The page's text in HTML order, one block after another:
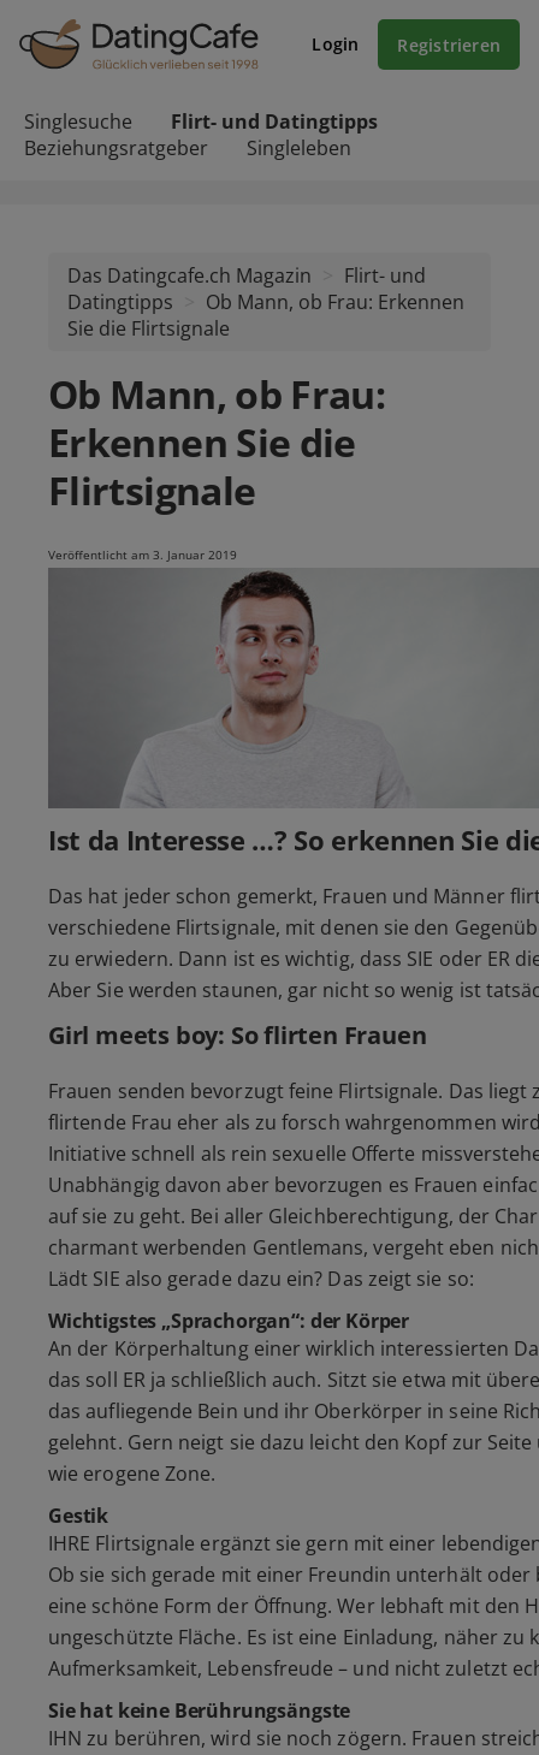
Login Registrieren
Singlesuche
Flirt- und Datingtipps
Beziehungsratgeber
Singleleben
Das Datingcafe.ch Magazin
Flirt- und
Datingtipps
Ob Mann, ob Frau: Erkennen
Sie die Flirtsignale
Ob Mann, ob Frau:
Erkennen Sie die
Flirtsignale
Veröffentlicht am 3. Januar 2019
Ist da Interesse …? So erkennen Sie
Das hat jeder schon gemerkt, Frauen und Männer
verschiedene Flirtsignale, mit denen sie den
zu erwiedern. Dann ist es wichtig, dass SIE oder ER
Aber Sie werden staunen, gar nicht so wenig ist
Girl meets boy: So flirten Frauen
Frauen senden bevorzugt feine Flirtsignale. Das liegt
flirtende Frau eher als zu forsch wahrgenommen
Initiative schnell als rein sexuelle Offerte
Unabhängig davon aber bevorzugen es Frauen
auf sie zu geht. Bei aller Gleichberechtigung, der
charmant werbenden Gentlemans, vergeht eben
Lädt SIE also gerade dazu ein? Das zeigt sie so:
Wichtigstes „Sprachorgan“: der Körper
An der Körperhaltung einer wirklich interessierten
das soll ER ja schließlich auch. Sitzt sie etwa mit
das aufliegende Bein und ihr Oberkörper in seine
gelehnt. Gern neigt sie dazu leicht den Kopf zur
wie erogene Zone.
Gestik
IHRE Flirtsignale ergänzt sie gern mit einer
Ob sie sich gerade mit einer Freundin unterhält
eine schöne Form der Öffnung. Wer lebhaft mit den
ungeschützte Fläche. Es ist eine Einladung, näher zu
Aufmerksamkeit, Lebensfreude – und nicht zuletzt
Sie hat keine Berührungsängste
IHN zu berühren, wird sie noch zögern. Frauen